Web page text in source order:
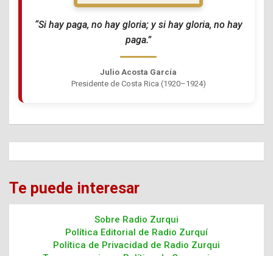
“Si hay paga, no hay gloria; y si hay gloria, no hay
paga.”
Julio Acosta García
Presidente de Costa Rica (1920–1924)
Te puede interesar
Sobre Radio Zurqui
Política Editorial de Radio Zurquí
Política de Privacidad de Radio Zurqui